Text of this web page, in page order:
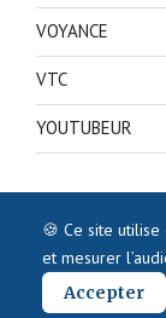
VOYANCE
VTC
YOUTUBEUR
🍪 Ce site
et mesurer
Accepter